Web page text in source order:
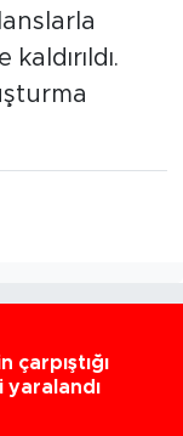
çarpıştığı
yaralandı